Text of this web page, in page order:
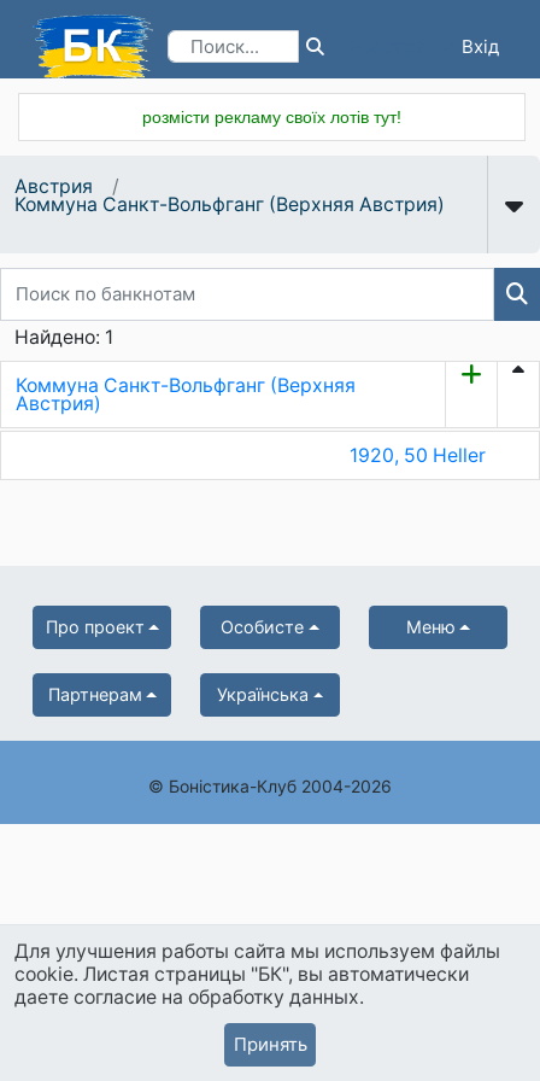
Вхід
розмісти рекламу своїх лотів тут!
Австрия
Коммуна Санкт-Вольфганг (Верхняя Австрия)
Найдено: 1
Коммуна Санкт-Вольфганг (Верхняя
Австрия)
1920, 50 Heller
Про проект Особисте Меню
Партнерам Українська
© Боністика-Клуб 2004-2026
Для улучшения работы сайта мы используем файлы
cookie. Листая страницы "БК", вы автоматически
даете согласие на обработку данных.
Принять